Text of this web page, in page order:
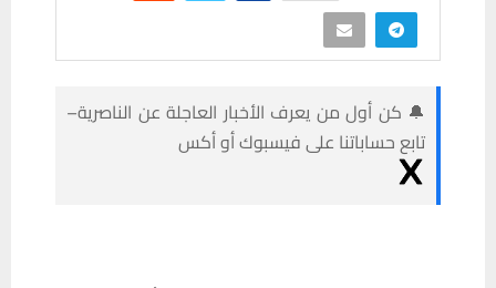
🔔 كن أول من يعرف الأخبار العاجلة عن الناصرية–
تابع حساباتنا على فيسبوك أو أكس